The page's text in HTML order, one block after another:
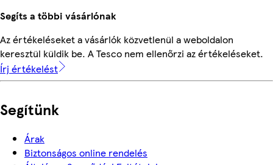
Segíts a többi vásárlónak
Az értékeléseket a vásárlók közvetlenül a weboldalon
keresztül küldik be. A Tesco nem ellenőrzi az értékeléseket.
Írj értékelést
Segítünk
Árak
Biztonságos online rendelés